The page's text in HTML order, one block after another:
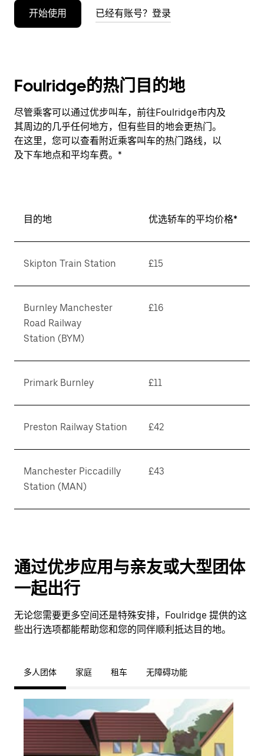
开始使用 已经有账号？登录
Foulridge的热门目的地
尽管乘客可以通过优步叫车，前往Foulridge市内及
其周边的几乎任何地方，但有些目的地会更热门。
在这里，您可以查看附近乘客叫车的热门路线，以
及下车地点和平均车费。*
目的地 优选轿车的平均价格*
Skipton Train Station £15
Burnley Manchester
Road Railway
Station (BYM)
£16
Primark Burnley £11
Preston Railway Station £42
Manchester Piccadilly
Station (MAN)
£43
通过优步应用与亲友或大型团体
一起出行
无论您需要更多空间还是特殊安排，Foulridge 提供的这
些出行选项都能帮助您和您的同伴顺利抵达目的地。
多人团体 家庭 租车 无障碍功能